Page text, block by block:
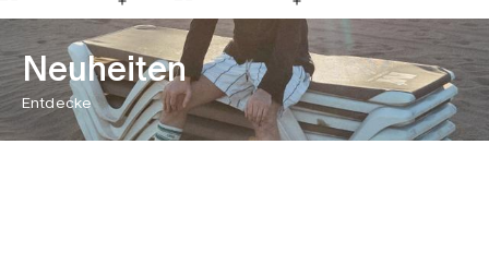
Neuheiten
Entdecke